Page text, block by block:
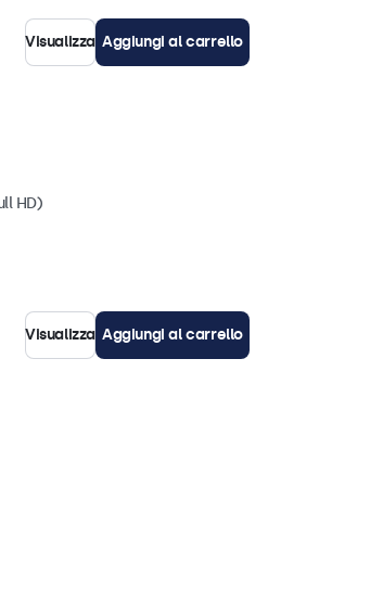
Visualizza Aggiungi al carrello
HD)
Visualizza Aggiungi al carrello